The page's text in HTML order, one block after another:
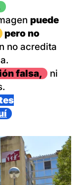
puede
pero no
no acredita
falsa,
ni